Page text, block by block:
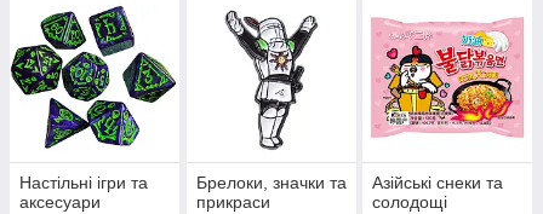
Настільні ігри та
аксесуари
Брелоки, значки та
прикраси
Азійські снеки та
солодощі